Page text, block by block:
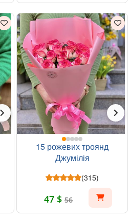
15 рожевих троянд
Джумілія
(315)
47 $ 56